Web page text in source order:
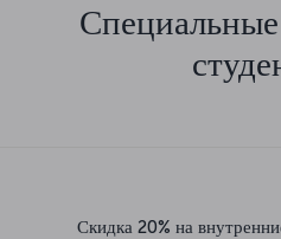
Скидка 20% на